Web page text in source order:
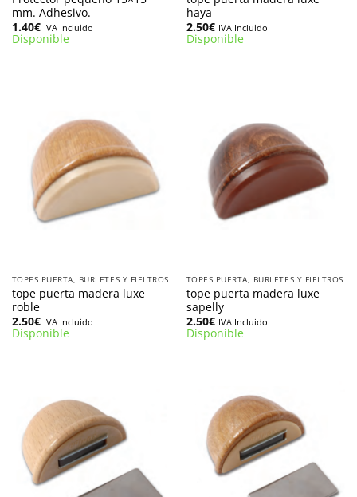
mm. Adhesivo.
1.40€ IVA Incluido
Disponible
haya
2.50€ IVA Incluido
Disponible
TOPES PUERTA, BURLETES Y FIELTROS
tope puerta madera luxe
roble
2.50€ IVA Incluido
Disponible
TOPES PUERTA, BURLETES Y FIELTROS
tope puerta madera luxe
sapelly
2.50€ IVA Incluido
Disponible